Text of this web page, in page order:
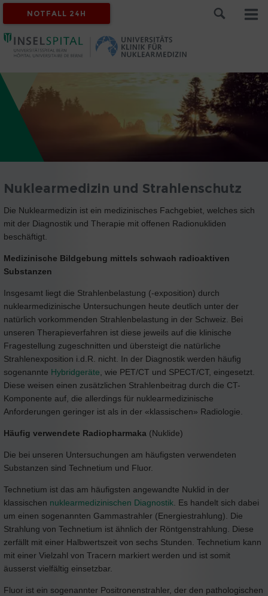
NOTFALL 24H
Nuklearmedizin und Strahlenschutz
Die Nuklearmedizin ist ein medizinisches Fachgebiet, welches sich
mit der Diagnostik und Therapie mit offenen Radionukliden
beschäftigt.
Medizinische Bildgebung mittels schwach radioaktiven
Substanzen
Insgesamt liegt die Strahlenbelastung (-exposition) durch
nuklearmedizinische Untersuchungen heute deutlich unter der
natürlich vorkommenden Strahlenbelastung in der Schweiz. Bei
unseren Therapieverfahren ist diese jeweils auf die klinische
Fragestellung zugeschnitten und übersteigt die natürliche
Strahlenexposition i.d.R. nicht. In der Diagnostik werden häufig
sogenannte Hybridgeräte , wie PET/CT und SPECT/CT, eingesetzt.
Diese weisen einen zusätzlichen Strahlenbeitrag durch die CT-
Komponente auf, die allerdings für nuklearmedizinische
Anforderungen geringer ist als in der «klassischen» Radiologie.
Häufig verwendete Radiopharmaka (Nuklide)
Die bei unseren Untersuchungen am häufigsten verwendeten
Substanzen sind Technetium und Fluor.
Technetium ist das am häufigsten angewandte Nuklid in der
klassischen nuklearmedizinischen Diagnostik . Es handelt sich dabei
um einen sogenannten Gammastrahler (Energiestrahlung). Die
Strahlung von Technetium ist ähnlich der Röntgenstrahlung. Diese
zerfällt mit einer Halbwertszeit von sechs Stunden. Technetium kann
mit einer Vielzahl von Tracern markiert werden und ist somit
äusserst vielfältig einsetzbar.
Fluor ist ein sogenannter Positronenstrahler, der den pathologischen